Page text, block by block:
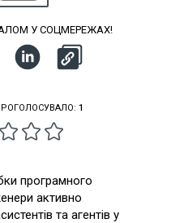
У СОЦМЕРЕЖАХ!
1
програмного
активно
та агентів у